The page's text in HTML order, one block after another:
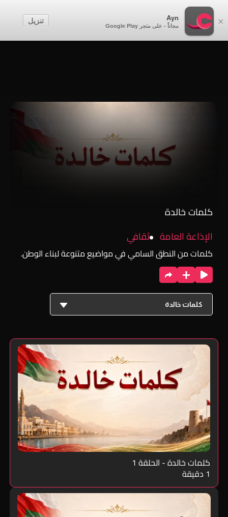
×
Ayn
مجاناً - على متجر Google Play
تنزيل
إنشاء حساب
كلمات خالدة
الإذاعة العامة
ثقافي
كلمات من النطق السامي في مواضيع متنوعة لبناء الوطن.
كلمات خالدة
كلمات خالدة - الحلقة 1
1 دقيقة